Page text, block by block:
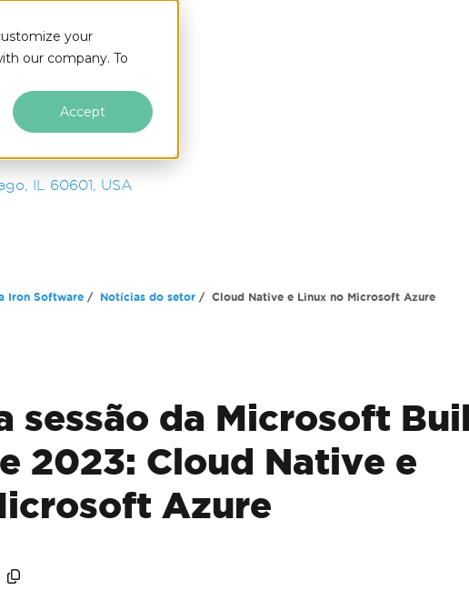
your
our company. To
Accept
IL 60601, USA
Iron Software Notícias do setor Cloud Native e Linux no Microsoft Azure
sessão da Microsoft
2023: Cloud Native e
Azure